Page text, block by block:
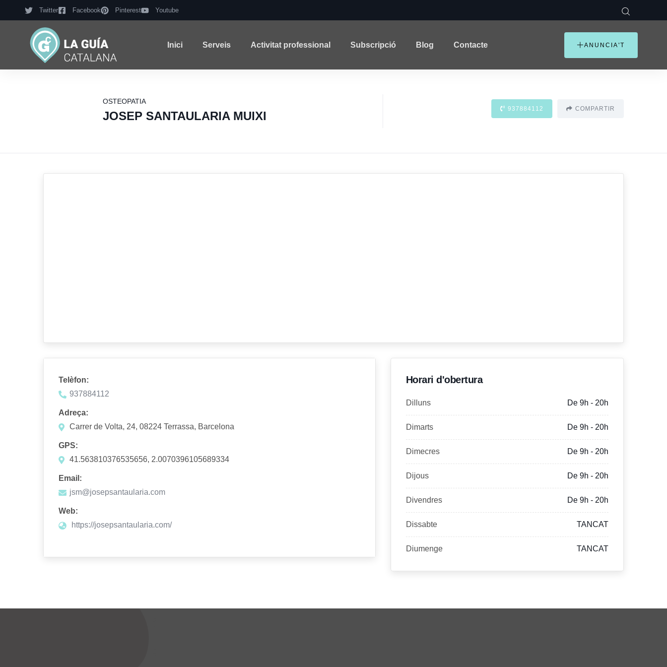
Twitter Facebook Pinterest Youtube
Inici Serveis Activitat professional Subscripció Blog Contacte ANUNCIA'T
OSTEOPATIA
JOSEP SANTAULARIA MUIXI
937884112 COMPARTIR
Telèfon:
937884112
Adreça:
Carrer de Volta, 24, 08224 Terrassa, Barcelona
GPS:
41.563810376535656, 2.0070396105689334
Email:
jsm@josepsantaularia.com
Web:
https://josepsantaularia.com/
Horari d'obertura
Dilluns De 9h - 20h
Dimarts De 9h - 20h
Dimecres De 9h - 20h
Dijous De 9h - 20h
Divendres De 9h - 20h
Dissabte TANCAT
Diumenge TANCAT